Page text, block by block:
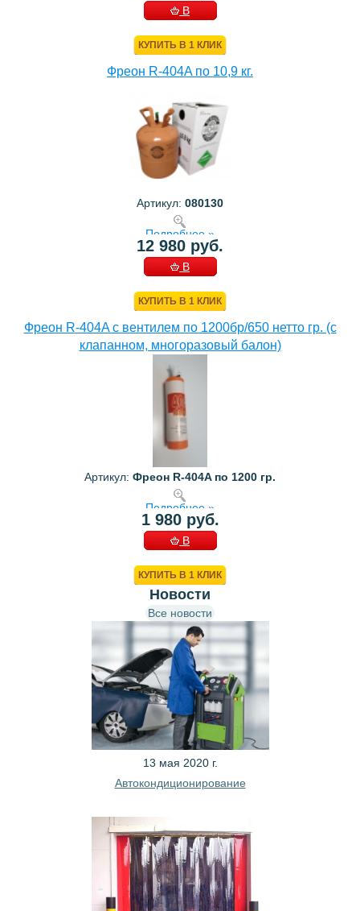
В
КУПИТЬ В 1 КЛИК
Фреон R-404A по 10,9 кг.
Артикул: 080130
Подробнее »
12 980 руб.
В
КУПИТЬ В 1 КЛИК
Фреон R-404A с вентилем по 1200бр/650 нетто гр. (с
клапанном, многоразовый балон)
Артикул: Фреон R-404A по 1200 гр.
Подробнее »
1 980 руб.
В
КУПИТЬ В 1 КЛИК
Новости
Все новости
13 мая 2020 г.
Автокондиционирование